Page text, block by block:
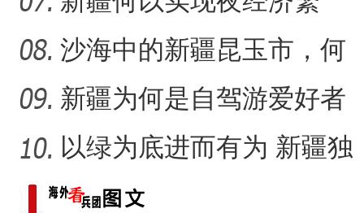
荣、释放新活力？一场现
场推
沙海中的新疆昆玉市，何
以让人难忘？
新疆为何是自驾游爱好者
的向往之地？
以绿为底进而有为 新疆独
山子石化如何建成“花园工